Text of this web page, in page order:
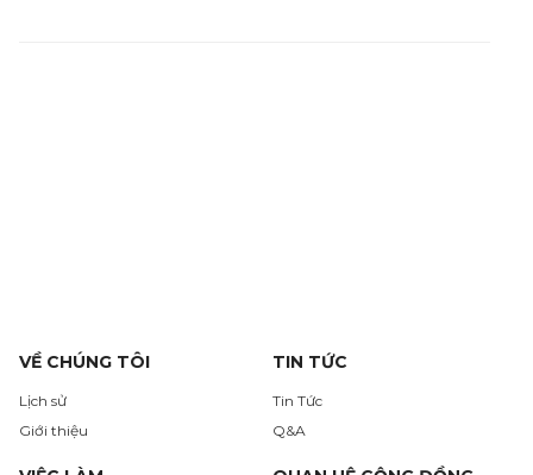
VỀ CHÚNG TÔI
Lịch sử
Giới thiệu
TIN TỨC
Tin Tức
Q&A